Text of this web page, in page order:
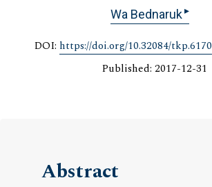
Wa Bednaruk▸
DOI: https://doi.org/10.32084/tkp.6170
Published: 2017-12-31
Abstract